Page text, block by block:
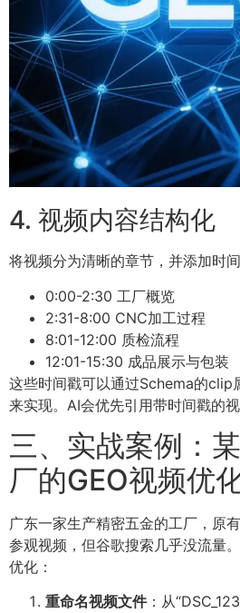
4. 视频内容结构化
将视频分为清晰的章节，并添加时
0:00-2:30 工厂概览
2:31-8:00 CNC加工过程
8:01-12:00 质检流程
12:01-15:30 成品展示与包装
这些时间戳可以通过Schema的clip
来实现。AI会优先引用带时间戳的视
三、实战案例：
厂的GEO视频优
广东一家生产精密五金的工厂，原
参观视频，但谷歌搜索几乎没流量
优化：
重命名视频文件：从